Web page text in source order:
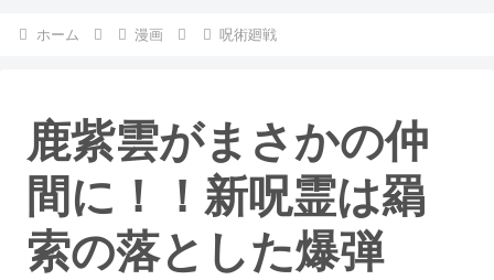
ホーム 漫画 呪術廻戦
鹿紫雲がまさかの仲
間に！！新呪霊は羂
索の落とした爆弾